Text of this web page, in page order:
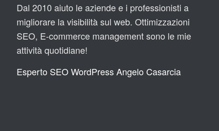
Dal 2010 aiuto le aziende e i professionisti a
migliorare la visibilità sul web. Ottimizzazioni
SEO, E-commerce management sono le mie
attività quotidiane!
Esperto SEO WordPress Angelo Casarcia